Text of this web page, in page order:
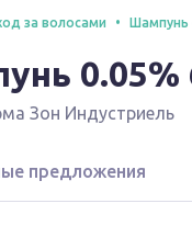
за волосами Шампунь
0.05%
Зон Индустриель
предложения